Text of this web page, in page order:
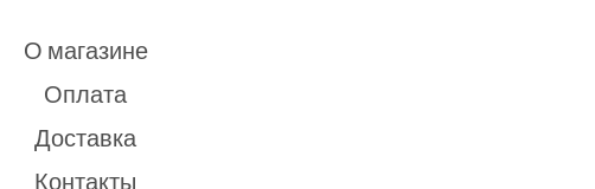
О магазине
Оплата
Доставка
Контакты